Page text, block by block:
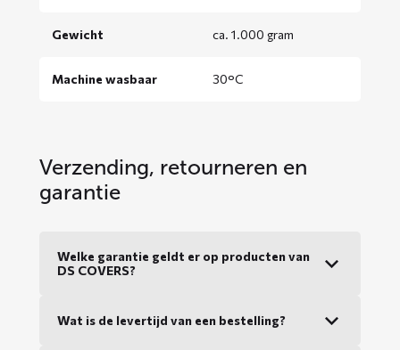
Gewicht ca. 1.000 gram
Machine wasbaar 30°C
Verzending, retourneren en
garantie
Welke garantie geldt er op producten van
DS COVERS?
Wat is de levertijd van een bestelling?